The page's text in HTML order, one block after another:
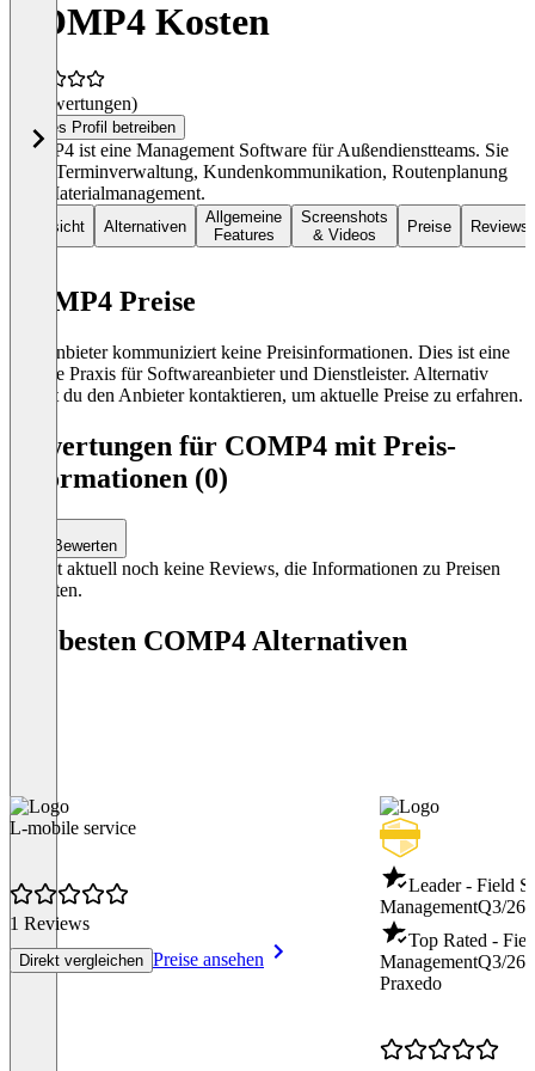
COMP4 Kosten
(0 Bewertungen)
Dieses Profil betreiben
COMP4 ist eine Management Software für Außendienstteams. Sie
bietet Terminverwaltung, Kundenkommunikation, Routenplanung
und Materialmanagement.
Übersicht Alternativen
Allgemeine
Features
Screenshots
& Videos
Preise Reviews
COMP4 Preise
Der Anbieter kommuniziert keine Preisinformationen. Dies ist eine
übliche Praxis für Softwareanbieter und Dienstleister. Alternativ
kannst du den Anbieter kontaktieren, um aktuelle Preise zu erfahren.
Bewertungen für COMP4 mit Preis-
Informationen (0)
Bewerten
Es gibt aktuell noch keine Reviews, die Informationen zu Preisen
enthalten.
Die besten COMP4 Alternativen
L-mobile service
1 Reviews
Direkt vergleichen Preise ansehen
Leader - Field
ManagementQ3/26
Top Rated -
ManagementQ3/26
Praxedo